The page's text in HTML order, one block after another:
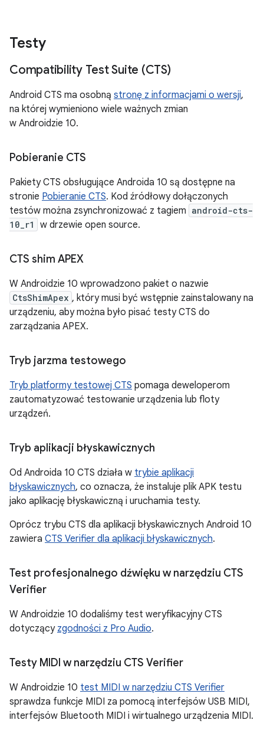
Testy
Compatibility Test Suite (CTS)
Android CTS ma osobną stronę z informacjami o wersji,
na której wymieniono wiele ważnych zmian
w Androidzie 10.
Pobieranie CTS
Pakiety CTS obsługujące Androida 10 są dostępne na
stronie Pobieranie CTS. Kod źródłowy dołączonych
testów można zsynchronizować z tagiem android-cts-
10_r1
w drzewie open source.
CTS shim APEX
W Androidzie 10 wprowadzono pakiet o nazwie
CtsShimApex , który musi być wstępnie zainstalowany na
urządzeniu, aby można było pisać testy CTS do
zarządzania APEX.
Tryb jarzma testowego
Tryb platformy testowej CTS pomaga deweloperom
zautomatyzować testowanie urządzenia lub floty
urządzeń.
Tryb aplikacji błyskawicznych
Od Androida 10 CTS działa w trybie aplikacji
błyskawicznych, co oznacza, że instaluje plik APK testu
jako aplikację błyskawiczną i uruchamia testy.
Oprócz trybu CTS dla aplikacji błyskawicznych Android 10
zawiera CTS Verifier dla aplikacji błyskawicznych.
Test profesjonalnego dźwięku w narzędziu CTS
Verifier
W Androidzie 10 dodaliśmy test weryfikacyjny CTS
dotyczący zgodności z Pro Audio.
Testy MIDI w narzędziu CTS Verifier
W Androidzie 10 test MIDI w narzędziu CTS Verifier
sprawdza funkcje MIDI za pomocą interfejsów USB MIDI,
interfejsów Bluetooth MIDI i wirtualnego urządzenia MIDI.